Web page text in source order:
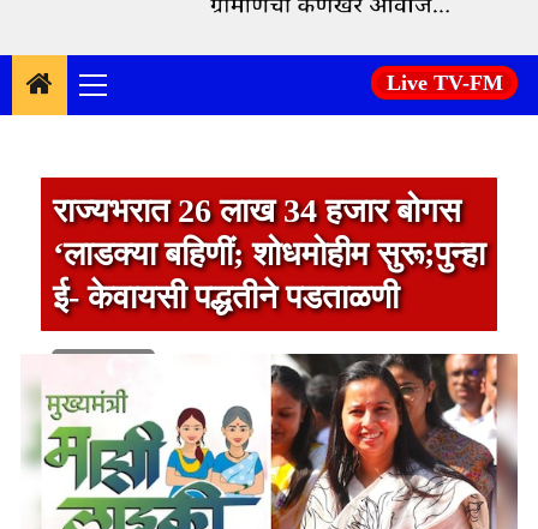
Primary
Menu
Live TV-FM
राज्यभरात 26 लाख 34 हजार बोगस
‘लाडक्या बहिणीं; शोधमोहीम सुरू;पुन्हा
ई- केवायसी पद्धतीने पडताळणी